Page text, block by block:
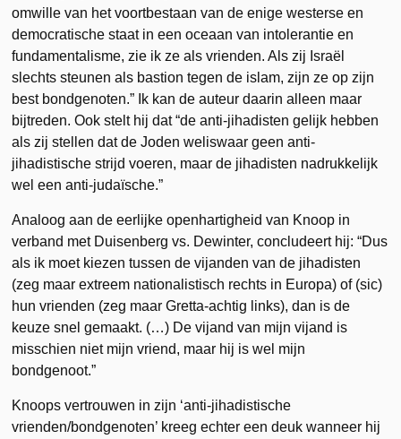
omwille van het voortbestaan van de enige westerse en
democratische staat in een oceaan van intolerantie en
fundamentalisme, zie ik ze als vrienden. Als zij Israël
slechts steunen als bastion tegen de islam, zijn ze op zijn
best bondgenoten.” Ik kan de auteur daarin alleen maar
bijtreden. Ook stelt hij dat “de anti-jihadisten gelijk hebben
als zij stellen dat de Joden weliswaar geen anti-
jihadistische strijd voeren, maar de jihadisten nadrukkelijk
wel een anti-judaïsche.”
Analoog aan de eerlijke openhartigheid van Knoop in
verband met Duisenberg vs. Dewinter, concludeert hij: “Dus
als ik moet kiezen tussen de vijanden van de jihadisten
(zeg maar extreem nationalistisch rechts in Europa) of (sic)
hun vrienden (zeg maar Gretta-achtig links), dan is de
keuze snel gemaakt. (…) De vijand van mijn vijand is
misschien niet mijn vriend, maar hij is wel mijn
bondgenoot.”
Knoops vertrouwen in zijn ‘anti-jihadistische
vrienden/bondgenoten’ kreeg echter een deuk wanneer hij